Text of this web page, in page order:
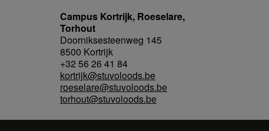
Campus Kortrijk, Roeselare,
Torhout
Doorniksesteenweg 145
8500 Kortrijk
+32 56 26 41 84
kortrijk@stuvoloods.be
roeselare@stuvoloods.be
torhout@stuvoloods.be